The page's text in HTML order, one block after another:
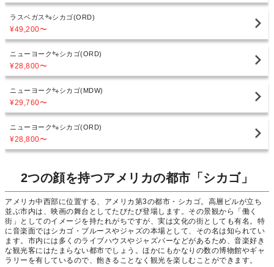
ラスベガス シカゴ(ORD)
¥49,200〜
ニューヨーク シカゴ(ORD)
¥28,800〜
ニューヨーク シカゴ(MDW)
¥29,760〜
ニューヨーク シカゴ(ORD)
¥28,800〜
2つの顔を持つアメリカの都市「シカゴ」
アメリカ中西部に位置する、アメリカ第3の都市・シカゴ。高層ビルが立ち
並ぶ市内は、映画の舞台としてたびたび登場します。その景観から「働く
街」としてのイメージを持たれがちですが、実は文化の街としても有名。特
に音楽面ではシカゴ・ブルースやジャズの本場として、その名は知られてい
ます。市内には多くのライブハウスやジャズバーなどがあるため、音楽好き
な観光客にはたまらない都市でしょう。ほかにもかなりの数の博物館やギャ
ラリーを有しているので、飽きることなく観光を楽しむことができます。